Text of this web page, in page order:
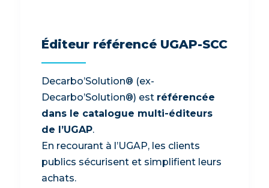
Éditeur référencé UGAP-SCC
Decarbo’Solution® (ex-
Decarbo’Solution®) est référencée
dans le catalogue multi-éditeurs
de l’UGAP.
En recourant à l’UGAP, les clients
publics sécurisent et simplifient leurs
achats.